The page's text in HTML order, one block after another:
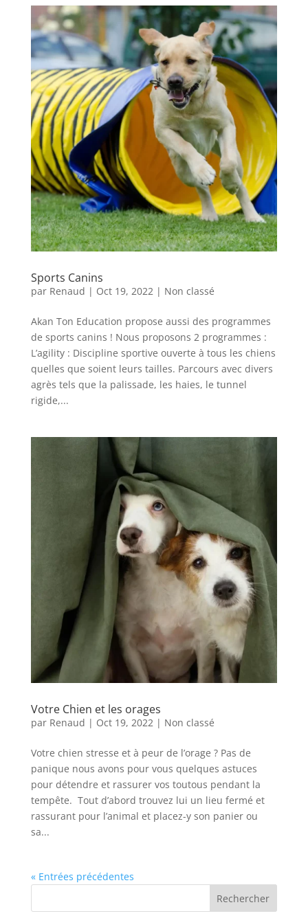
Sports Canins
par Renaud | Oct 19, 2022| Non classé
Akan Ton Education propose aussi des programmes
de sports canins ! Nous proposons 2 programmes :
L’agility : Discipline sportive ouverte à tous les chiens
quelles que soient leurs tailles. Parcours avec divers
agrès tels que la palissade, les haies, le tunnel
rigide,...
Votre Chien et les orages
par Renaud | Oct 19, 2022| Non classé
Votre chien stresse et à peur de l’orage ? Pas de
panique nous avons pour vous quelques astuces
pour détendre et rassurer vos toutous pendant la
tempête. Tout d’abord trouvez lui un lieu fermé et
rassurant pour l’animal et placez-y son panier ou
sa...
« Entrées précédentes